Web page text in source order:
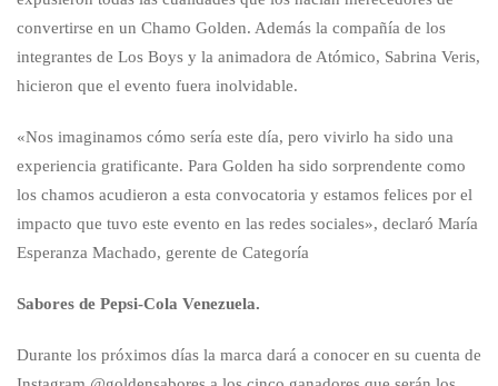
convertirse en un Chamo Golden. Además la compañía de los
integrantes de Los Boys y la animadora de Atómico, Sabrina Veris,
hicieron que el evento fuera inolvidable.
«Nos imaginamos cómo sería este día, pero vivirlo ha sido una
experiencia gratificante. Para Golden ha sido sorprendente como
los chamos acudieron a esta convocatoria y estamos felices por el
impacto que tuvo este evento en las redes sociales», declaró María
Esperanza Machado, gerente de Categoría
Sabores de Pepsi-Cola Venezuela.
Durante los próximos días la marca dará a conocer en su cuenta de